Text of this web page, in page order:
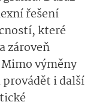
řešení
které
zároveň
výměny
i další